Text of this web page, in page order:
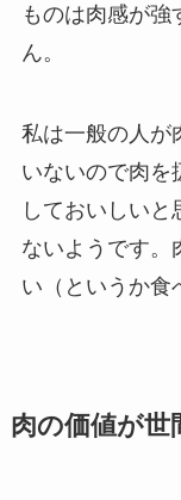
ものは肉感が
ん。
私は一般の人が
いないので肉を
しておいしいと
ないようです。
い（というか食
肉の価値が世